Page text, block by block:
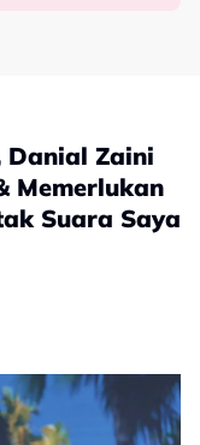
Danial Zaini
Memerlukan
Suara Saya